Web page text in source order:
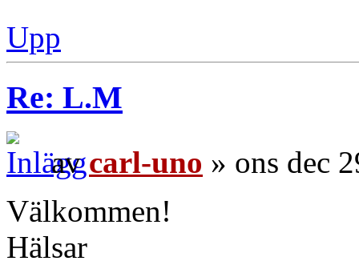
Upp
Re: L.M
avcarl-uno » ons dec
Välkommen!
Hälsar